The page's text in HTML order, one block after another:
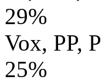
29%
Vox, PP,
25%